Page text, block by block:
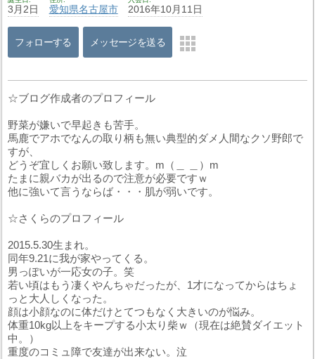
3月2日 愛知県名古屋市 2016年10月11日
フォローする メッセージを送る
☆ブログ作成者のプロフィール
野菜が嫌いで早起きも苦手。
馬鹿でアホでなんの取り柄も無い典型的ダメ人間なクソ野郎で
すが、
どうぞ宜しくお願い致します。m（＿ ＿）m
たまに親バカが出るので注意が必要ですｗ
他に強いて言うならば・・・肌が弱いです。
☆さくらのプロフィール
2015.5.30生まれ。
同年9.21に我が家やってくる。
男っぽいが一応女の子。笑
若い頃はもう凄くやんちゃだったが、1才になってからはちょ
っと大人しくなった。
顔は小顔なのに体だけとてつもなく大きいのが悩み。
体重10kg以上をキープする小太り柴ｗ（現在は絶賛ダイエット
中。）
重度のコミュ障で友達が出来ない。泣